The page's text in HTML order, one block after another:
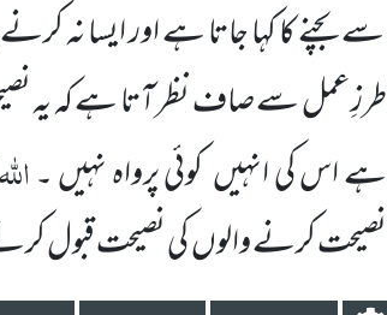
سے بچنے کا کہا جاتا ہے اور ایسا نہ
طرزِ عمل سے صاف نظر آتاہے کہ یہ
ہے اس کی انہیںکوئی پرواہ نہیں ۔
نصیحت کرنے والوںکی نصیحت قبول